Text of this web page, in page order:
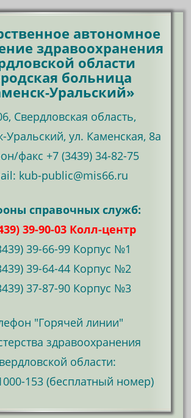
автономное
здравоохранения
области
больница
Уральский»
Свердловская область,
Уральский, ул. Каменская, 8а
факс +7 (3439) 34-82-75
kub-public@mis66.ru
справочных служб:
39-90-03 Колл-центр
39-66-99 Корпус №1
39-64-44 Корпус №2
37-87-90 Корпус №3
"Горячей линии"
здравоохранения
области:
153 (бесплатный номер)